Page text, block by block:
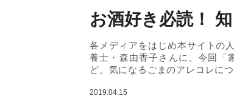
お酒好き必読！
各メディアをはじめ本サイトの
養士・森由香子さんに、今回「
ど、気になるごまのアレコレに
2019.04.15